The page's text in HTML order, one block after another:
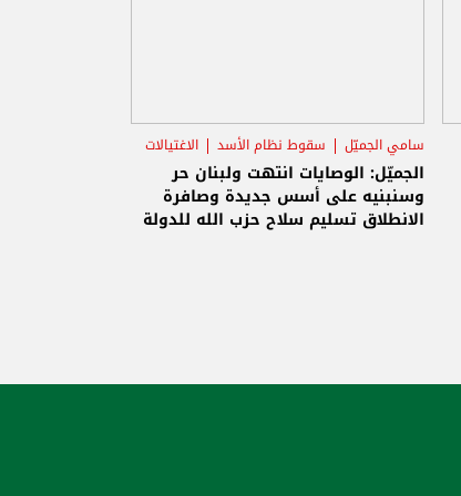
سامي الجميّل سقوط نظام الأسد الاغتيالات
الجميّل: الوصايات انتهت ولبنان حر
وسنبنيه على أسس جديدة وصافرة
الانطلاق تسليم سلاح حزب الله للدولة